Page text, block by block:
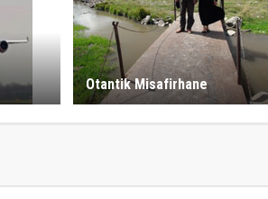
Otantik Misafirhane